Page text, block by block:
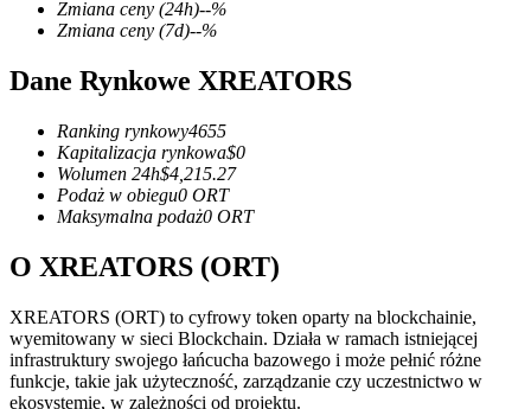
Kontrakty terminowe na kryptowaluty
TradFi
Instrumenty pochodne na akcje, forex, metale szlachetne i
towary
Kontrakty terminowe na USDC
Zmiana ceny (24h)--%
Zmiana ceny (7d)--%
Dane Rynkowe XREATORS
Ranking rynkowy4655
Kapitalizacja rynkowa$0
Wolumen 24h$4,215.27
Podaż w obiegu0 ORT
Maksymalna podaż0 ORT
O XREATORS (ORT)
XREATORS (ORT) to cyfrowy token oparty na blockchainie,
wyemitowany w sieci Blockchain. Działa w ramach istniejącej
infrastruktury swojego łańcucha bazowego i może pełnić różne
funkcje, takie jak użyteczność, zarządzanie czy uczestnictwo w
ekosystemie, w zależności od projektu.